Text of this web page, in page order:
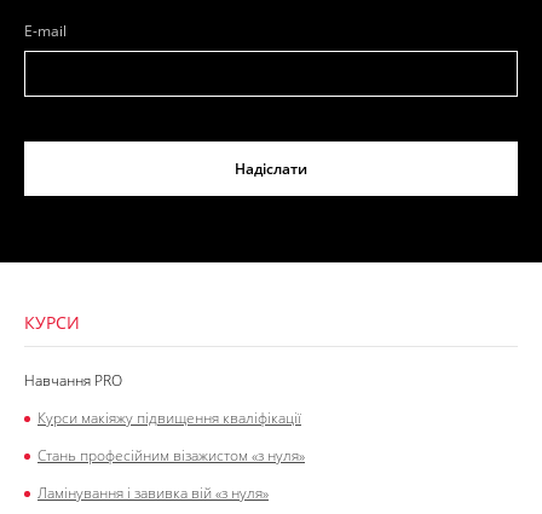
E-mail
Надіслати
КУРСИ
Навчання PRO
Курси макіяжу підвищення кваліфікації
Стань професійним візажистом «з нуля»
Ламінування і завивка вій «з нуля»